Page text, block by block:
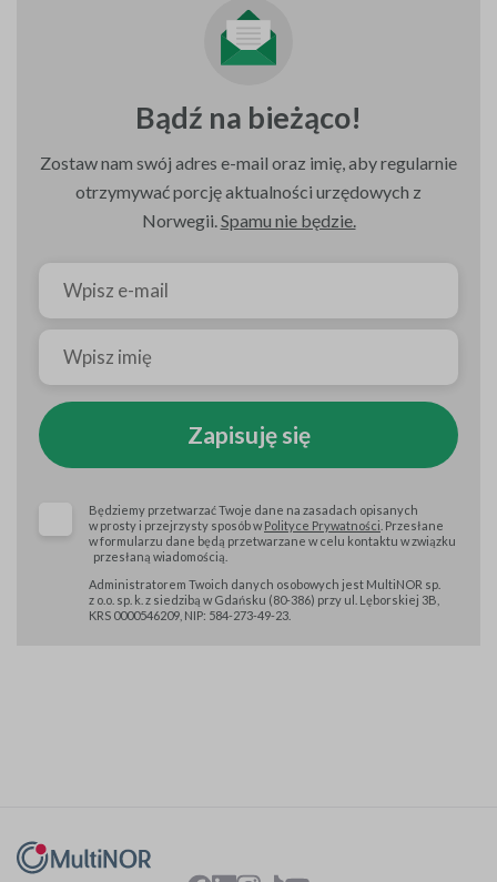
Bądź na bieżąco!
Zostaw nam swój adres e-mail oraz imię, aby regularnie
otrzymywać porcję aktualności urzędowych z
Norwegii. Spamu nie będzie.
Zapisuję się
Będziemy przetwarzać Twoje dane na zasadach opisanych
w prosty i przejrzysty sposób wPolityce Prywatności . Przesłane
w formularzu dane będą przetwarzane w celu kontaktu w związku
przesłaną wiadomością.
Administratorem Twoich danych osobowych jest MultiNOR sp.
z o.o. sp. k. z siedzibą w Gdańsku (80-386) przy ul. Lęborskiej 3B,
KRS 0000546209, NIP: 584-273-49-23.